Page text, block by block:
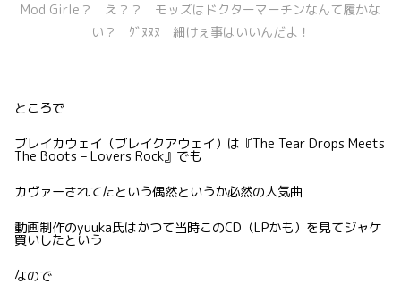
Mod Girle？ え？？ モッズはドクターマーチンなんて履かな
い？ ｸﾞﾇﾇﾇ 細けぇ事はいいんだよ！
ところで
ブレイカウェイ（ブレイクアウェイ）は『The Tear Drops Meets
The Boots – Lovers Rock』でも
カヴァーされてたという偶然というか必然の人気曲
動画制作のyuuka氏はかつて当時このCD（LPかも）を見てジャケ
買いしたという
なので